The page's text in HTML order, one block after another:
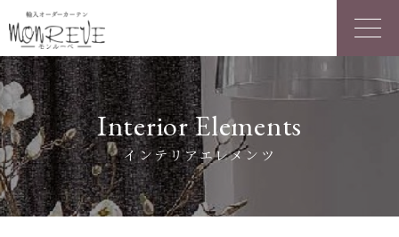
Interior Elements
インテリアエレメンツ